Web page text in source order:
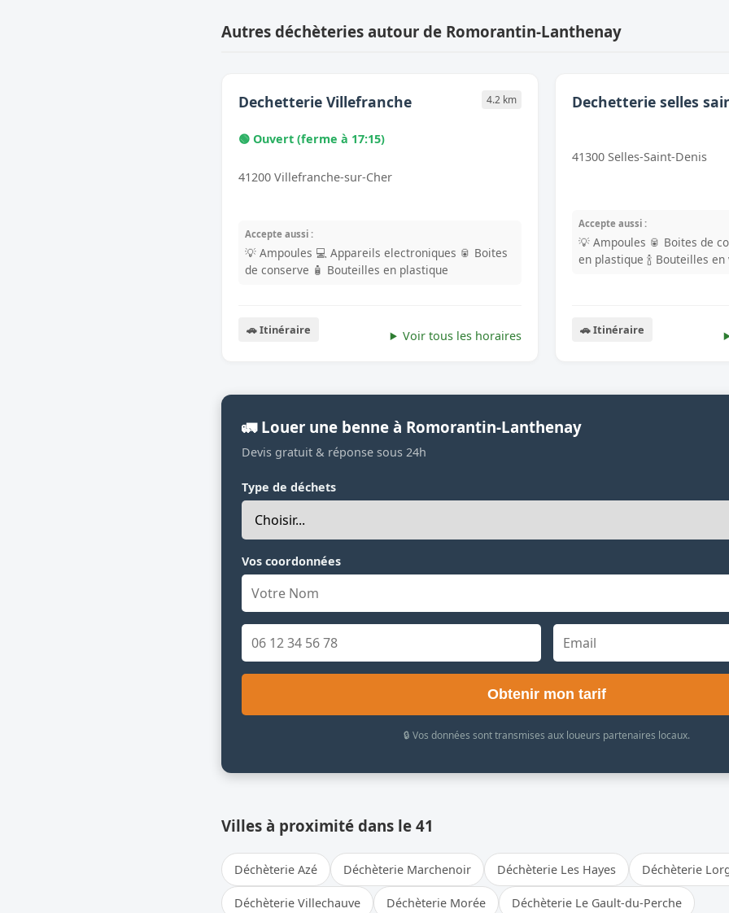
Autres déchèteries autour de Romorantin-Lanthenay
Dechetterie Villefranche 4.2 km
🟢 Ouvert (ferme à 17:15)
41200 Villefranche-sur-Cher
Accepte aussi :
💡 Ampoules 💻 Appareils electroniques 🥫 Boites
de conserve 🧴 Bouteilles en plastique
🚗 Itinéraire Voir tous les horaires
Dechetterie selles
41300 Selles-Saint-Denis
Accepte aussi :
💡 Ampoules 🥫 Boites de
en plastique 🍾 Bouteilles
🚗 Itinéraire
🚛 Louer une benne à Romorantin-Lanthenay
Devis gratuit & réponse sous 24h
Type de déchets
Vos coordonnées
Obtenir mon tarif
🔒 Vos données sont transmises aux loueurs partenaires locaux.
Villes à proximité dans le 41
Déchèterie Azé Déchèterie Marchenoir Déchèterie Les Hayes Déchèterie
Déchèterie Villechauve Déchèterie Morée Déchèterie Le Gault-du-Perche